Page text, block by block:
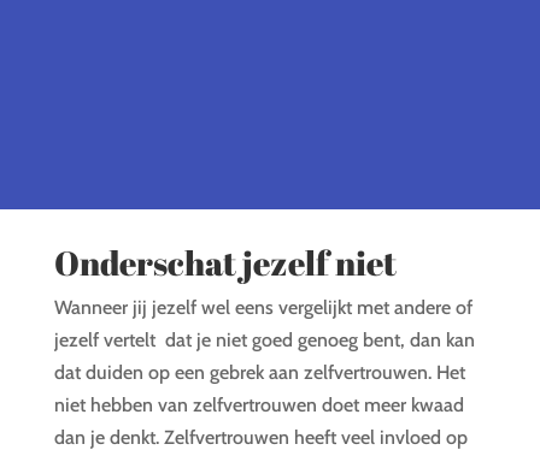
Onderschat jezelf niet
Wanneer jij jezelf wel eens vergelijkt met andere of
jezelf vertelt dat je niet goed genoeg bent, dan kan
dat duiden op een gebrek aan zelfvertrouwen. Het
niet hebben van zelfvertrouwen doet meer kwaad
dan je denkt. Zelfvertrouwen heeft veel invloed op